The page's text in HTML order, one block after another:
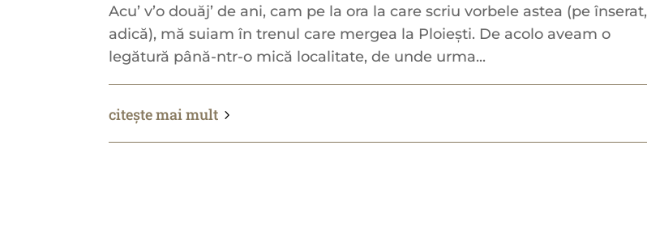
Acu’ v’o douăj’ de ani, cam pe la ora la care scriu vorbele astea (pe înserat,
adică), mă suiam în trenul care mergea la Ploiești. De acolo aveam o
legătură până-ntr-o mică localitate, de unde urma...
citește mai mult